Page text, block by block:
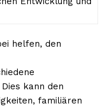
helfen, den
kann den
familiären